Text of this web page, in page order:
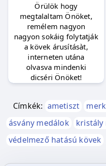
Örülök hogy
megtalaltam Önöket,
remélem nagyon
nagyon sokáig folytatják
a kövek árusításàt,
interneten utána
olvasva mindenki
dicséri Önöket!
Címkék: ametiszt
ásvány medálok
kristály
védelmező hatású kövek